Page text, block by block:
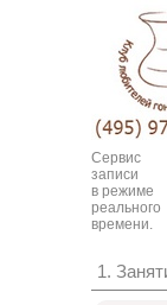
Сервис
записи
в режиме
реального
времени.
1.